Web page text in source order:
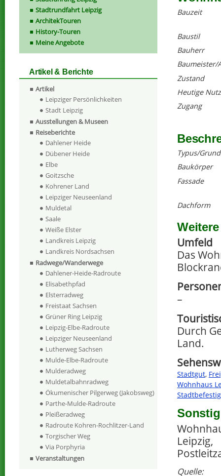
Bauzeit
Baustil
Bauherr
Baumeister/
Zustand
Heutige
Zugang
Typus/
Baukörper
Fassade
Dachform
Umfeld
Das
–
Durch
Land.
Stadtgut,
Wohnhaus
Leipzig,
Quelle:
Stadtrundfahrt Leipzig
ArchitekTouren
History-Touren
Meine Angebote
Artikel & Berichte
Artikel
Leipziger Persönlichkeiten
Stadt Leipzig
Ausstellungen & Museen
Reiseberichte
Dahlener Heide
Dübener Heide
Elbe
Goitzsche
Kohrener Land
Leipziger Neuseenland
Muldetal
Saale
Weiße Elster
Landkreis Leipzig
Landkreis Nordsachsen
Radwege/Wanderwege
Dahlener-Heide-Radroute
Elisabethpfad
Elsterradweg
Freistaat Sachsen
Grüner Ring Leipzig
Leipzig-Elbe-Radroute
Leipziger Neuseenland
Lutherweg Sachsen
Mulde-Elbe-Radroute
Mulderadweg
Muldetalbahnradweg
Ökumenischer Pilgerweg (Jakobsweg)
Parthe-Mulde-Radroute
Pleißeradweg
Radroute Kohren-Rochlitzer-Land
Torgischer Weg
Via Porphyria
Veranstaltungen